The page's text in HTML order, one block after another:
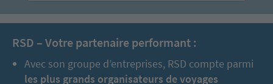
RSD – Votre partenaire performant :
Avec son groupe d’entreprises, RSD compte parmi
les plus grands organisateurs de voyages